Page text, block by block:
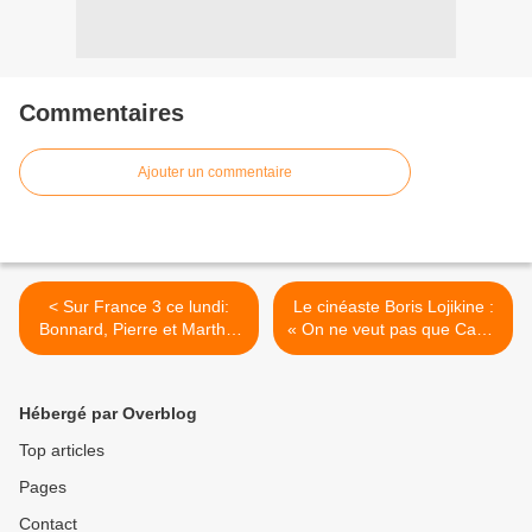
Commentaires
Ajouter un commentaire
< Sur France 3 ce lundi:
Bonnard, Pierre et Marthe,
avec Cécile de France et
Le cinéaste Boris Lojikine :
« On ne veut pas que Canal
soit le prochain Grasset. » >
Hébergé par Overblog
Top articles
Pages
Contact